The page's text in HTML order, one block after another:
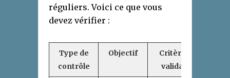
réguliers. Voici ce que vous
devez vérifier :
Type de
contrôle
Objectif
Critères de
validation